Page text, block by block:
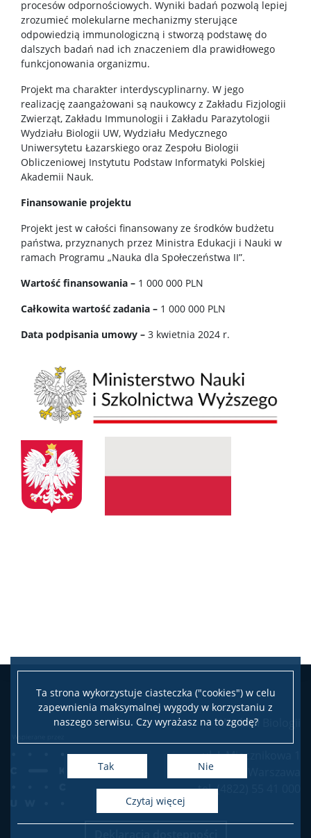
Ta strona wykorzystuje ciasteczka ("cookies") w celu
zapewnienia maksymalnej wygody w korzystaniu z
naszego serwisu. Czy wyrażasz na to zgodę?
Tak Nie
czytaj więcej
Spółki spin-off
KONTAKT
procesów odpornościowych. Wyniki badań pozwolą lepiej
zrozumieć molekularne mechanizmy sterujące
odpowiedzią immunologiczną i stworzą podstawę do
dalszych badań nad ich znaczeniem dla prawidłowego
funkcjonowania organizmu.
Projekt ma charakter interdyscyplinarny. W jego
realizację zaangażowani są naukowcy z Zakładu Fizjologii
Zwierząt, Zakładu Immunologii i Zakładu Parazytologii
Wydziału Biologii UW, Wydziału Medycznego
Uniwersytetu Łazarskiego oraz Zespołu Biologii
Obliczeniowej Instytutu Podstaw Informatyki Polskiej
Akademii Nauk.
Finansowanie projektu
Projekt jest w całości finansowany ze środków budżetu
państwa, przyznanych przez Ministra Edukacji i Nauki w
ramach Programu „Nauka dla Społeczeństwa II”.
Wartość finansowania – 1 000 000 PLN
Całkowita wartość zadania – 1 000 000 PLN
Data podpisania umowy – 3 kwietnia 2024 r.
Wydział Biologii
ul. I. Miecznikowa 1
02-096 Warszawa
tel. (4822) 55 41 000